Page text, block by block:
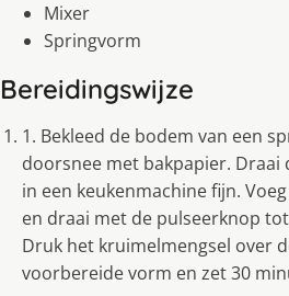
Mixer
Springvorm
Bereidingswijze
1. Bekleed de bodem van een
doorsnee met bakpapier. Draai
in een keukenmachine fijn.
en draai met de pulseerknop
Druk het kruimelmengsel over
voorbereide vorm en zet 30